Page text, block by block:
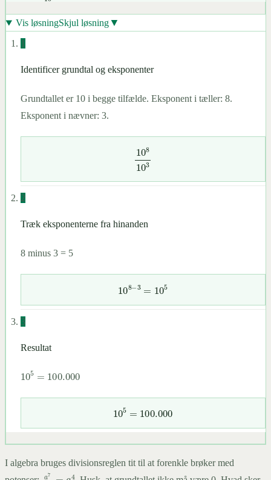
Vis løsningSkjul løsning▼
1
Identificer grundtal og eksponenter
Grundtallet er 10 i begge tilfælde. Eksponent i tæller: 8.
Eksponent i nævner: 3.
10810
2
Træk eksponenterne fra hinanden
8 minus 3 = 5
108−3=105
3
Resultat
105 =100.000
105=100.000
I algebra bruges divisionsreglen tit til at forenkle brøker med